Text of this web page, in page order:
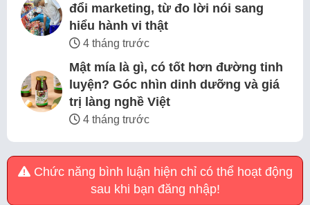
đổi marketing, từ đo lời nói sang
hiểu hành vi thật
4 tháng trước
Mật mía là gì, có tốt hơn đường tinh
luyện? Góc nhìn dinh dưỡng và giá
trị làng nghề Việt
4 tháng trước
Chức năng bình luận hiện chỉ có thể hoạt động
sau khi bạn đăng nhập!